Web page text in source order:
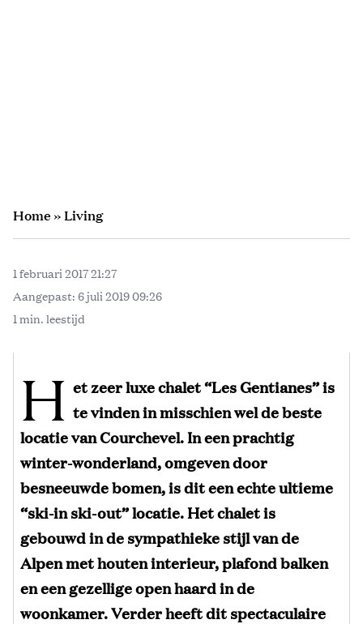
Home»Living
1 februari 2017 21:27
Aangepast: 6 juli 2019 09:26
1 min. leestijd
H et zeer luxe chalet “Les Gentianes”is
te vinden in misschien wel de beste
locatie van Courchevel. In een prachtig
winter-wonderland, omgeven door
besneeuwde bomen, is dit een echte ultieme
“ski-in ski-out” locatie. Het chalet is
gebouwd in de sympathieke stijl van de
Alpen met houten interieur, plafond balken
en een gezellige open haard in de
woonkamer. Verder heeft dit spectaculaire